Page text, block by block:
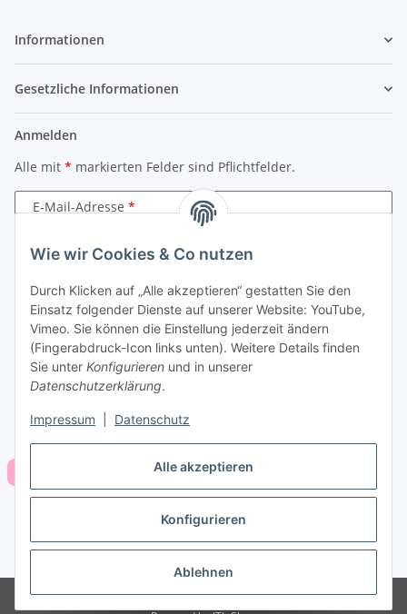
Alle akzeptieren
Konfigurieren
Ablehnen
Wie wir Cookies & Co nutzen
Durch Klicken auf „Alle akzeptieren“ gestatten Sie den
Einsatz folgender Dienste auf unserer Website: YouTube,
Vimeo. Sie können die Einstellung jederzeit ändern
(Fingerabdruck-Icon links unten). Weitere Details finden
Sie unter Konfigurieren und in unserer
Datenschutzerklärung.
Impressum Datenschutz
Informationen
Gesetzliche Informationen
Anmelden
Alle mit * markierten Felder sind Pflichtfelder.
E-Mail-Adresse
Passwort
Anmelden
Passwort vergessen
Neu hier?Jetzt registrieren!
Vertrag widerrufen
* Alle Preise inkl. gesetzlicher USt., zzgl.Versand